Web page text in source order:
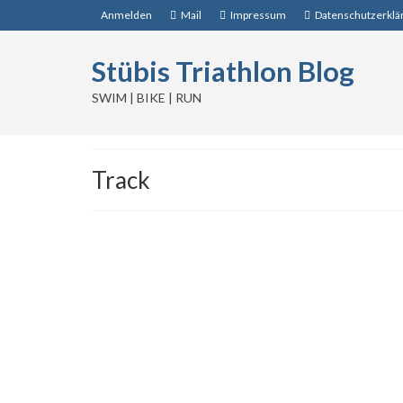
Anmelden Mail Impressum
Stübis Triathlon Blog
SWIM | BIKE | RUN
Track